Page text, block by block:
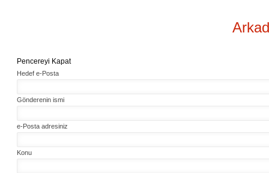
Pencereyi Kapat
Hedef e-Posta
Gönderenin ismi
e-Posta adresiniz
Konu